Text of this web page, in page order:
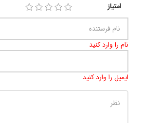
امتیاز
نام را وارد کنید
ایمیل را وارد کنید